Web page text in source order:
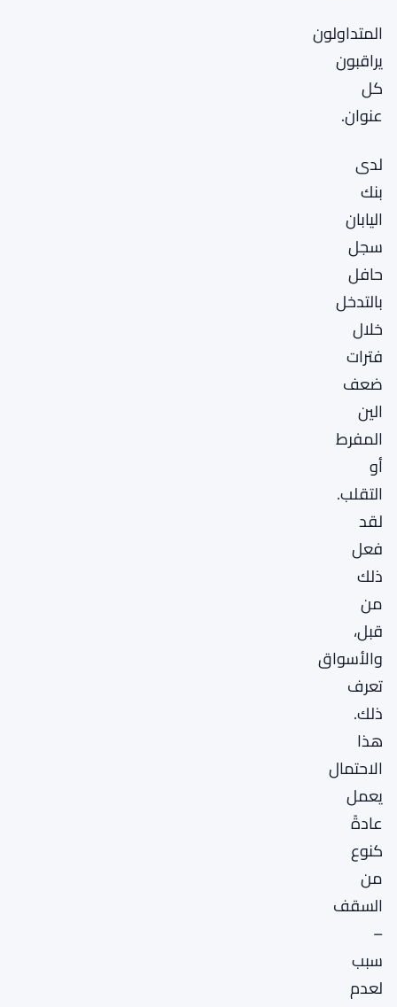
المتداولون
يراقبون
كل
عنوان.
لدى
بنك
اليابان
سجل
حافل
بالتدخل
خلال
فترات
ضعف
الين
المفرط
أو
التقلب.
لقد
فعل
ذلك
من
قبل،
والأسواق
تعرف
ذلك.
هذا
الاحتمال
يعمل
عادةً
كنوع
من
السقف
–
سبب
لعدم